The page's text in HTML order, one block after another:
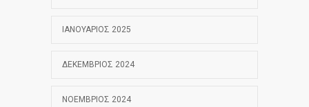
ΙΑΝΟΥΆΡΙΟΣ 2025
ΔΕΚΈΜΒΡΙΟΣ 2024
ΝΟΈΜΒΡΙΟΣ 2024